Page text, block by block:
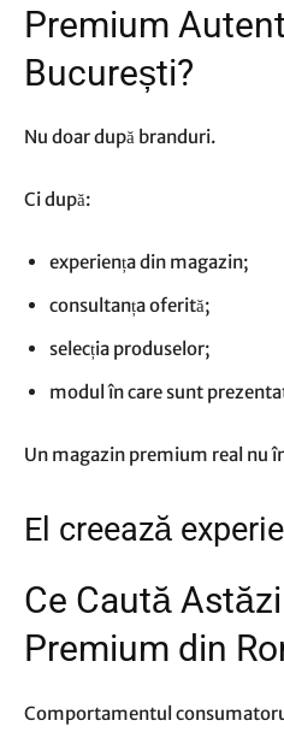
Premium
București?
Nu doar după branduri.
Ci după:
experiența din magazin;
consultanța oferită;
selecția produselor;
modul în care sunt
Un magazin premium real nu
El creează
Ce Caută
Premium din
Comportamentul